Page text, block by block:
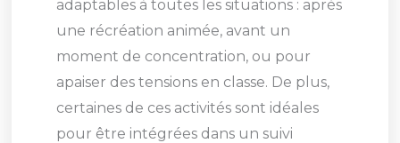
adaptables à toutes les situations : après
une récréation animée, avant un
moment de concentration, ou pour
apaiser des tensions en classe. De plus,
certaines de ces activités sont idéales
pour être intégrées dans un suivi